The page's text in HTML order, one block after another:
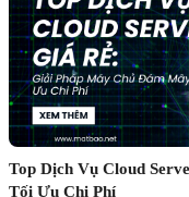
Top Dịch Vụ Cloud
Tối Ưu Chi Phí